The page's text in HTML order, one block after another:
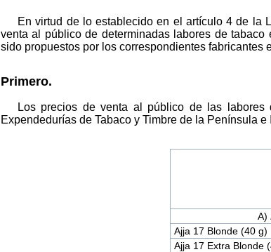
En virtud de lo establecido en el artículo 4 de la
venta al público de determinadas labores de
sido propuestos por los correspondientes fabricantes
Primero.
Los precios de venta al público de las
Expendedurías de Tabaco y Timbre de la Península
A)
Ajja 17 Blonde (40 g)
Ajja 17 Extra Blonde